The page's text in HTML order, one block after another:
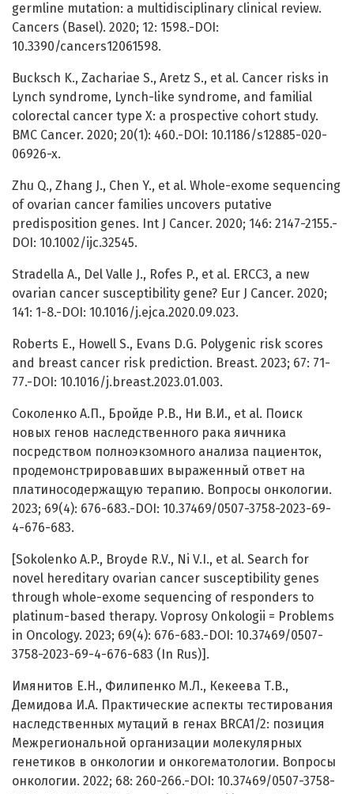
germline mutation: a multidisciplinary clinical review.
Cancers (Basel). 2020; 12: 1598.-DOI:
10.3390/cancers12061598.
Bucksch K., Zachariae S., Aretz S., et al. Cancer risks in
Lynch syndrome, Lynch-like syndrome, and familial
colorectal cancer type X: a prospective cohort study.
BMC Cancer. 2020; 20(1): 460.-DOI: 10.1186/s12885-020-
06926-x.
Zhu Q., Zhang J., Chen Y., et al. Whole-exome sequencing
of ovarian cancer families uncovers putative
predisposition genes. Int J Cancer. 2020; 146: 2147-2155.-
DOI: 10.1002/ijc.32545.
Stradella A., Del Valle J., Rofes P., et al. ERCC3, a new
ovarian cancer susceptibility gene? Eur J Cancer. 2020;
141: 1-8.-DOI: 10.1016/j.ejca.2020.09.023.
Roberts E., Howell S., Evans D.G. Polygenic risk scores
and breast cancer risk prediction. Breast. 2023; 67: 71-
77.-DOI: 10.1016/j.breast.2023.01.003.
Соколенко А.П., Бройде Р.В., Ни В.И., et al. Поиск
новых генов наследственного рака яичника
посредством полноэкзомного анализа пациенток,
продемонстрировавших выраженный ответ на
платиносодержащую терапию. Вопросы онкологии.
2023; 69(4): 676-683.-DOI: 10.37469/0507-3758-2023-69-
4-676-683.
[Sokolenko A.P., Broyde R.V., Ni V.I., et al. Search for
novel hereditary ovarian cancer susceptibility genes
through whole-exome sequencing of responders to
platinum-based therapy. Voprosy Onkologii = Problems
in Oncology. 2023; 69(4): 676-683.-DOI: 10.37469/0507-
3758-2023-69-4-676-683 (In Rus)].
Имянитов Е.Н., Филипенко М.Л., Кекеева Т.В.,
Демидова И.А. Практические аспекты тестирования
наследственных мутаций в генах BRCA1/2: позиция
Межрегиональной организации молекулярных
генетиков в онкологии и онкогематологии. Вопросы
онкологии. 2022; 68: 260-266.-DOI: 10.37469/0507-3758-